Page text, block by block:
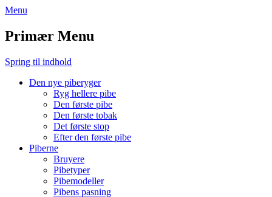
Menu
Primær Menu
Spring til indhold
Den nye piberyger
Ryg hellere pibe
Den første pibe
Den første tobak
Det første stop
Efter den første pibe
Piberne
Bruyere
Pibetyper
Pibemodeller
Pibens pasning